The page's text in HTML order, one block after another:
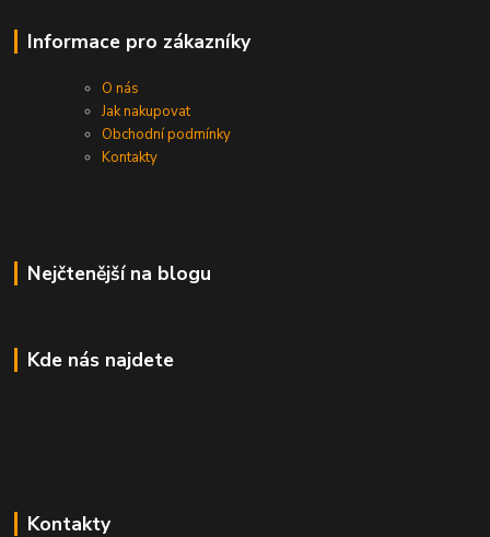
Informace pro zákazníky
O nás
Jak nakupovat
Obchodní podmínky
Kontakty
Nejčtenější na blogu
Kde nás najdete
Kontakty